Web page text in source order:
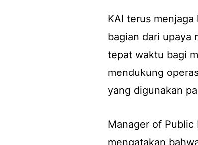
KAI terus
bagian dari upaya
tepat waktu bagi
mendukung
yang digunakan
Manager of Public
mengatakan